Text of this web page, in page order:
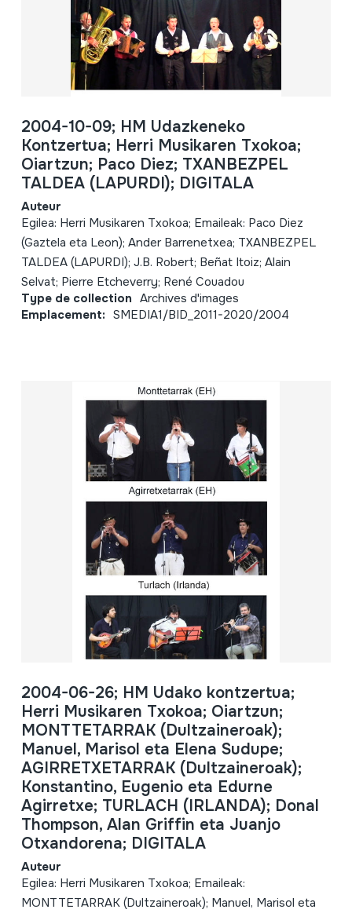
2004-10-09; HM Udazkeneko
Kontzertua; Herri Musikaren Txokoa;
Oiartzun; Paco Diez; TXANBEZPEL
TALDEA (LAPURDI); DIGITALA
Auteur
Egilea: Herri Musikaren Txokoa; Emaileak: Paco Diez
(Gaztela eta Leon); Ander Barrenetxea; TXANBEZPEL
TALDEA (LAPURDI); J.B. Robert; Beñat Itoiz; Alain
Selvat; Pierre Etcheverry; René Couadou
Type de collection Archives d'images
Emplacement: SMEDIA1/BID_2011-2020/2004
2004-06-26; HM Udako kontzertua;
Herri Musikaren Txokoa; Oiartzun;
MONTTETARRAK (Dultzaineroak);
Manuel, Marisol eta Elena Sudupe;
AGIRRETXETARRAK (Dultzaineroak);
Konstantino, Eugenio eta Edurne
Agirretxe; TURLACH (IRLANDA); Donal
Thompson, Alan Griffin eta Juanjo
Otxandorena; DIGITALA
Auteur
Egilea: Herri Musikaren Txokoa; Emaileak:
MONTTETARRAK (Dultzaineroak); Manuel, Marisol eta